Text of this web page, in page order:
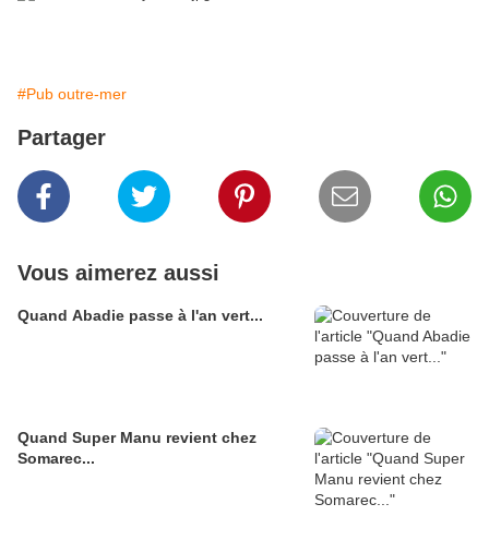
#Pub outre-mer
Partager
Vous aimerez aussi
Quand Abadie passe à l'an vert...
Quand Super Manu revient chez
Somarec...